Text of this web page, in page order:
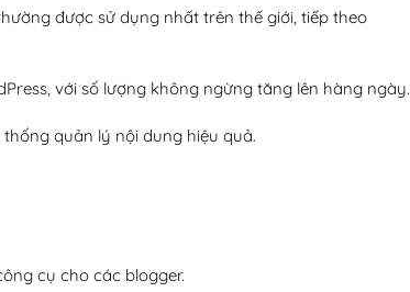
được sử dụng nhất trên thế giới, tiếp theo
với số lượng không ngừng tăng lên hàng ngày.
quản lý nội dung hiệu quả.
cụ cho các blogger.